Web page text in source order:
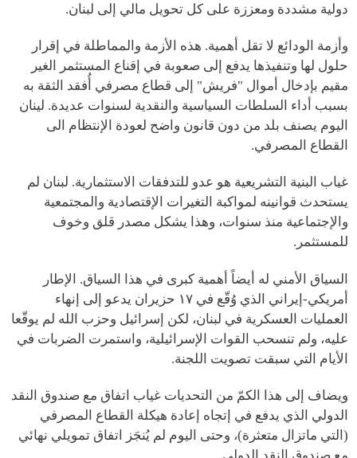
دولية مشددة ومعززة على كل تحويل مالي إلى لبنان.
وأزمة الودائع لا تقل أهمية. هذه الأزمة والمماطلة في إقرار
حلول لها وتنفيذها يدفع إلى صعوبة في إقناع المستثمر الغير
مقيم بإدخال أموال "فريش" إلى قطاع مصرفي أُفقد الثقة به
بسبب أداء السلطات السياسية والنقدية لسنوات عديدة. لينان
اليوم يصنف بلد من دون قانون واضح لعودة الإنتظام الى
القطاع المصرفي.
غياب البنية التشريعية هو عدو للتدفقات الاستثمارية. لبنان لم
يستحدث قوانينه لمواكبة التغيرات الإقتصادية والمجتمعية
والإجتماعية منذ سنوات، وهذا يشكل مصدر قلق وخوف
للمستثمر.
السياق الأمني له أيضاً أهمية كبرى في هذا السياق. الإطار
أمريكي-إيراني الذي وُقّع في ١٧ حزيران يدعو إلى إنهاء
العمليات العسكرية في لبنان، لكن إسرائيل وحزب الله لم يوقّعا
عليه، ولم تنسحب القوات الإسرائيلية، واستمرت الضربات في
الأيام التي سبقت تصويت اللجنة.
ويضاف إلى هذا الكمّ من التحديات غياب اتفاق مع صندوق النقد
الدولي الذي يدفع في إتجاه إعادة هيكلة القطاع المصرفي
(التي ماتزال متعثرة)، وحتى اليوم لم يُنجَز اتفاق تمويلي نهائي